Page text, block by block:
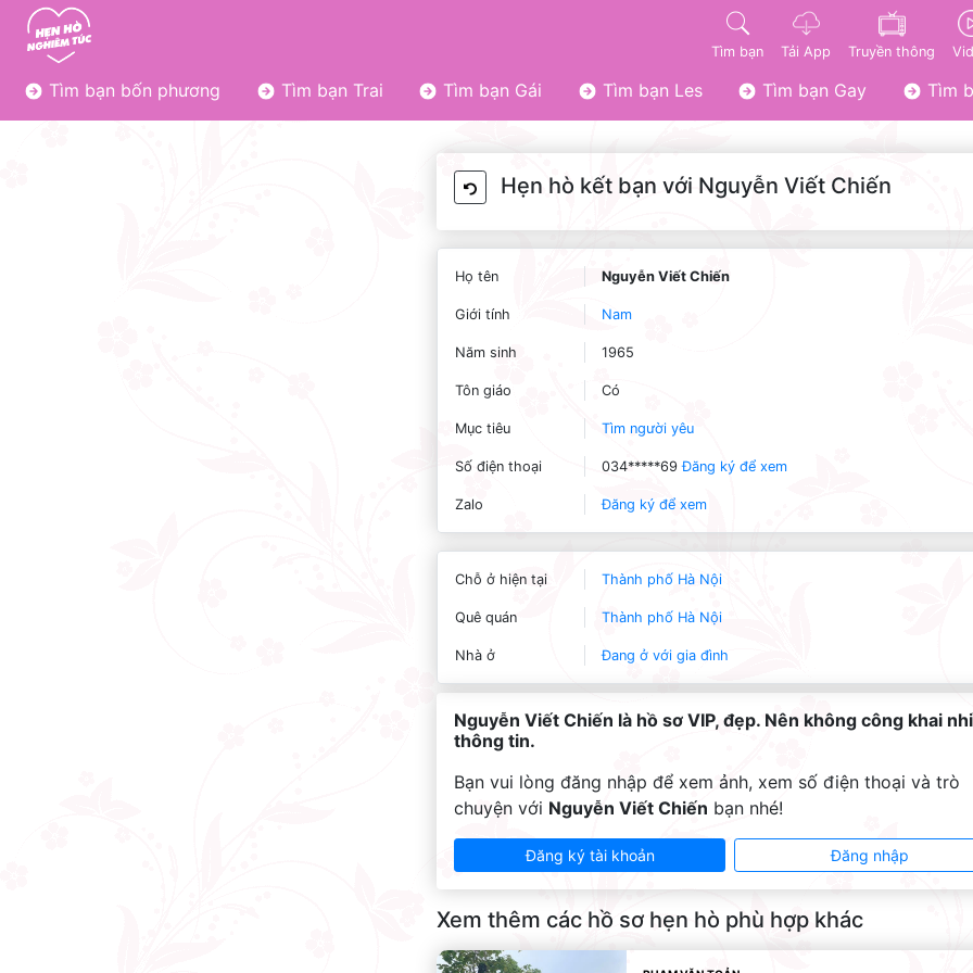
Tìm bạn Tải App Truyền thông
Tìm bạn bốn phương Tìm bạn Trai Tìm bạn Gái Tìm bạn Les Tìm bạn Gay Tìm
Hẹn hò kết bạn với Nguyễn Viết Chiến
Họ tên Nguyễn Viết Chiến
Giới tính Nam
Năm sinh 1965
Tôn giáo Có
Mục tiêu Tìm người yêu
Số điện thoại 034*****69Đăng ký để xem
Zalo Đăng ký để xem
Chỗ ở hiện tại Thành phố Hà Nội
Quê quán Thành phố Hà Nội
Nhà ở Đang ở với gia đình
Nguyễn Viết Chiến là hồ sơ VIP, đẹp. Nên không công khai
thông tin.
Bạn vui lòng đăng nhập để xem ảnh, xem số điện thoại và trò
chuyện với Nguyễn Viết Chiến bạn nhé!
Đăng ký tài khoản Đăng nhập
Xem thêm các hồ sơ hẹn hò phù hợp khác